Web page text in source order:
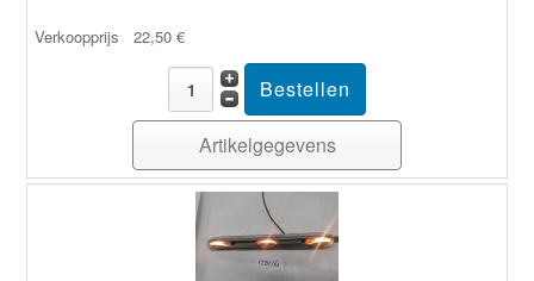
Verkoopprijs 22,50 €
Artikelgegevens